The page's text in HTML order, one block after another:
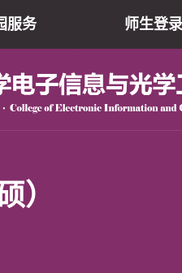
服务 师生登录
）